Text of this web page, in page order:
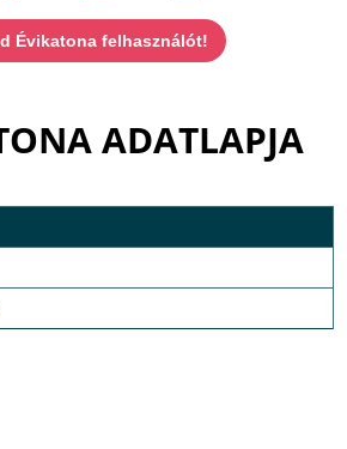
Évikatona felhasználót!
ADATLAPJA